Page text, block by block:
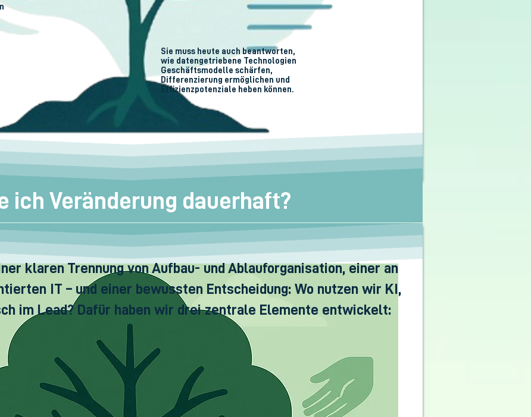
Sie muss heute auch beantworten,
wie datengetriebene Technologien
Geschäftsmodelle schärfen,
Differenzierung ermöglichen und
Effizienzpotenziale heben können.
ich Veränderung dauerhaft?
klaren Trennung von Aufbau- und Ablauforganisation, einer an
IT – und einer bewussten Entscheidung: Wo nutzen wir KI,
im Lead? Dafür haben wir drei zentrale Elemente entwickelt: